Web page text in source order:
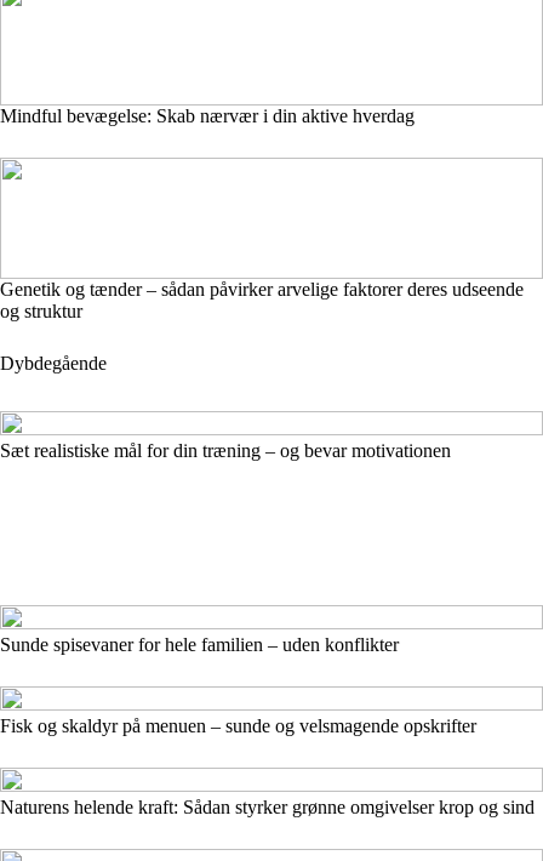
Mindful bevægelse: Skab nærvær i din aktive hverdag
Genetik og tænder – sådan påvirker arvelige faktorer deres udseende
og struktur
Dybdegående
Sæt realistiske mål for din træning – og bevar motivationen
Sunde spisevaner for hele familien – uden konflikter
Fisk og skaldyr på menuen – sunde og velsmagende opskrifter
Naturens helende kraft: Sådan styrker grønne omgivelser krop og sind